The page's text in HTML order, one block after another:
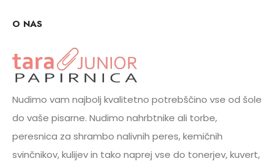
O NAS
Nudimo vam najbolj kvalitetno potrebščino vse od šole
do vaše pisarne. Nudimo nahrbtnike ali torbe,
peresnica za shrambo nalivnih peres, kemičnih
svinčnikov, kulijev in tako naprej vse do tonerjev, kuvert,